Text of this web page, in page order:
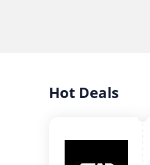
Hot Deals